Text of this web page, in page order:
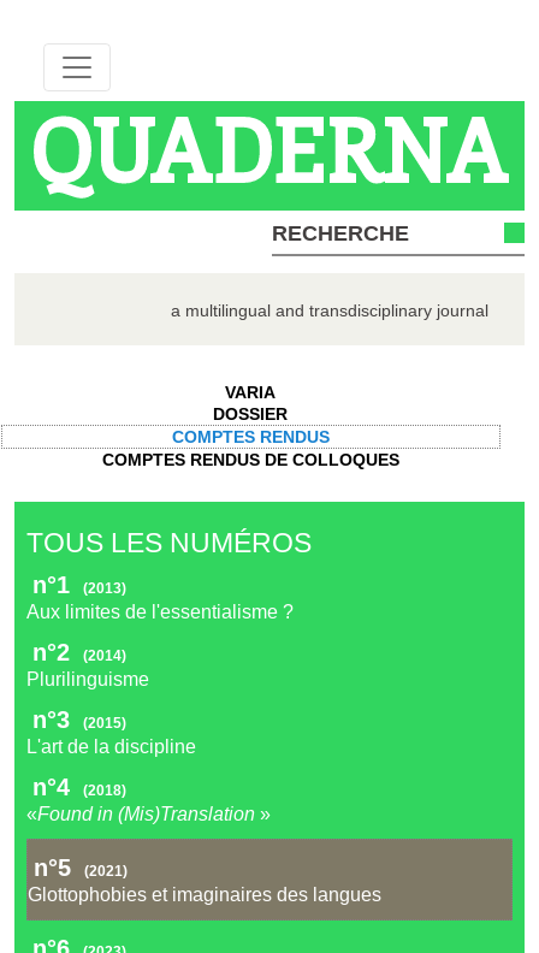
QUADERNA
a multilingual and transdisciplinary journal
VARIA
DOSSIER
COMPTES RENDUS
COMPTES RENDUS DE COLLOQUES
TOUS LES NUMÉROS
n°1 (2013)
Aux limites de l'essentialisme ?
n°2 (2014)
Plurilinguisme
n°3 (2015)
L'art de la discipline
n°4 (2018)
«Found in (Mis)Translation »
n°5 (2021)
Glottophobies et imaginaires des langues